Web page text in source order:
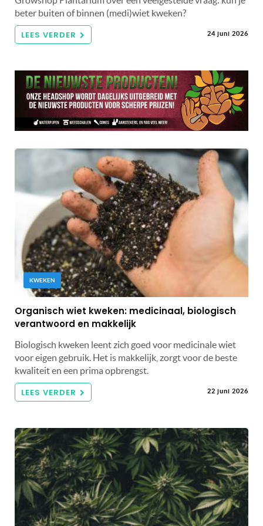
beter buiten of binnen (medi)wiet kweken?
LEES VERDER 24 juni 2026
KWEKEN
Organisch wiet kweken: medicinaal, biologisch
verantwoord en makkelijk
Biologisch kweken leent zich goed voor medicinale wiet
voor eigen gebruik. Het is makkelijk, zorgt voor de beste
kwaliteit en een prima opbrengst.
LEES VERDER 22 juni 2026